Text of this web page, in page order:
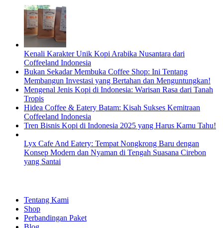
Kenali Karakter Unik Kopi Arabika Nusantara dari
Coffeeland Indonesia
Bukan Sekadar Membuka Coffee Shop: Ini Tentang
Membangun Investasi yang Bertahan dan Menguntungkan!
Mengenal Jenis Kopi di Indonesia: Warisan Rasa dari Tanah
Tropis
Hidea Coffee & Eatery Batam: Kisah Sukses Kemitraan
Coffeeland Indonesia
Tren Bisnis Kopi di Indonesia 2025 yang Harus Kamu Tahu!
Lyx Cafe And Eatery: Tempat Nongkrong Baru dengan
Konsep Modern dan Nyaman di Tengah Suasana Cirebon
yang Santai
Tentang Kami
Shop
Perbandingan Paket